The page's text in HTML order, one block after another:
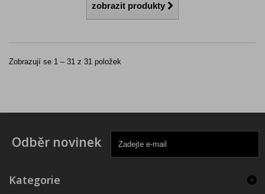
zobrazit produkty
Zobrazují se 1 – 31 z 31 položek
.
Odběr novinek
Kategorie